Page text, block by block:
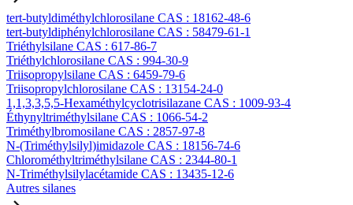
tert-butyldiméthylchlorosilane CAS : 18162-48-6
tert-butyldiphénylchlorosilane CAS : 58479-61-1
Triéthylsilane CAS : 617-86-7
Triéthylchlorosilane CAS : 994-30-9
Triisopropylsilane CAS : 6459-79-6
Triisopropylchlorosilane CAS : 13154-24-0
1,1,3,3,5,5-Hexaméthylcyclotrisilazane CAS : 1009-93-4
Éthynyltriméthylsilane CAS : 1066-54-2
Triméthylbromosilane CAS : 2857-97-8
N-(Triméthylsilyl)imidazole CAS : 18156-74-6
Chlorométhyltriméthylsilane CAS : 2344-80-1
N-Triméthylsilylacétamide CAS : 13435-12-6
Autres silanes